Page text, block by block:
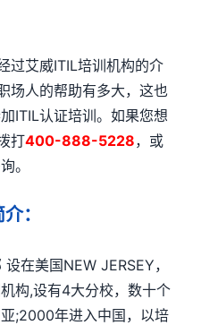
艾威ITIL培训机构的介
场人的帮助有多大，这也
ITIL认证培训。如果您想
打400-888-5228，或
。
：
美国NEW JERSEY，
构,设有4大分校，数十个
;2000年进入中国，以培